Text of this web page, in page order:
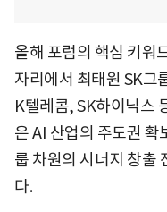
올해 포럼의 핵심 키워
자리에서 최태원 SK그
K텔레콤, SK하이닉스
은 AI 산업의 주도권 확
룹 차원의 시너지 창출
다.